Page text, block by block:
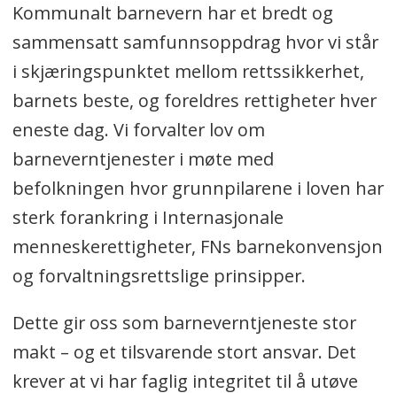
Kommunalt barnevern har et bredt og
sammensatt samfunnsoppdrag hvor vi står
i skjæringspunktet mellom rettssikkerhet,
barnets beste, og foreldres rettigheter hver
eneste dag. Vi forvalter lov om
barneverntjenester i møte med
befolkningen hvor grunnpilarene i loven har
sterk forankring i Internasjonale
menneskerettigheter, FNs barnekonvensjon
og forvaltningsrettslige prinsipper.
Dette gir oss som barneverntjeneste stor
makt – og et tilsvarende stort ansvar. Det
krever at vi har faglig integritet til å utøve